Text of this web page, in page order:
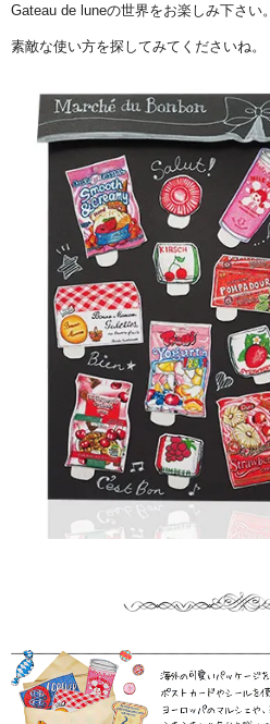
Gateau de luneの世界をお楽しみ下さい。
素敵な使い方を探してみてくださいね。